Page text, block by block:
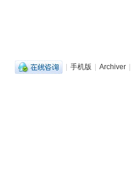
| 手机版 | Archiver |